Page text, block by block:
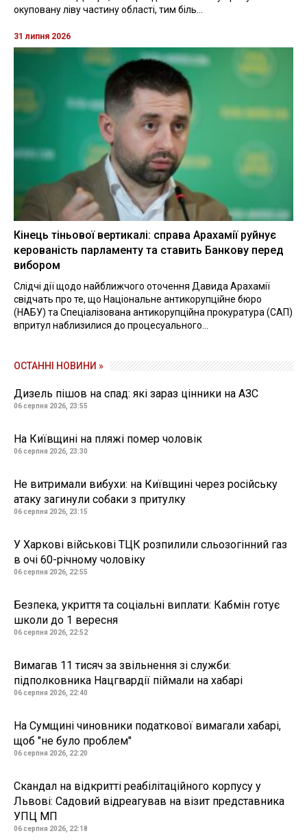
окуповану ліву частину області, тим біль...
31 липня 2026
Кінець тіньової вертикалі: справа Арахамії руйнує
керованість парламенту та ставить Банкову перед
вибором
Слідчі дії щодо найближчого оточення Давида Арахамії
свідчать про те, що Національне антикорупційне бюро
(НАБУ) та Спеціалізована антикорупційна прокуратура (САП)
впритул наблизилися до процесуального...
ОСТАННІ НОВИНИ »
Дизель пішов на спад: які зараз цінники на АЗС
06 серпня 2026, 23:55
На Київщині на пляжі помер чоловік
06 серпня 2026, 23:30
Не витримали вибухи: на Київщині через російську
атаку загинули собаки з притулку
06 серпня 2026, 23:15
У Харкові військові ТЦК розпилили сльозогінний газ
в очі 60-річному чоловіку
06 серпня 2026, 22:55
Безпека, укриття та соціальні виплати: Кабмін готує
школи до 1 вересня
06 серпня 2026, 22:52
Вимагав 11 тисяч за звільнення зі служби:
підполковника Нацгвардії піймали на хабарі
06 серпня 2026, 22:40
На Сумщині чиновники податкової вимагали хабарі,
щоб "не було проблем"
06 серпня 2026, 22:20
Скандал на відкритті реабілітаційного корпусу у
Львові: Садовий відреагував на візит представника
УПЦ МП
06 серпня 2026, 22:18